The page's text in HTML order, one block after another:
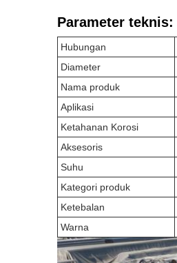
Parameter teknis:
Hubungan
Diameter
Nama produk
Aplikasi
Ketahanan Korosi
Aksesoris
Suhu
Kategori produk
Ketebalan
Warna